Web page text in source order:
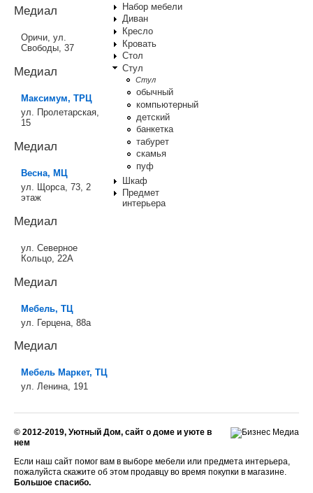
Медиал
Оричи, ул.
Свободы, 37
Медиал
Максимум, ТРЦ
ул. Пролетарская,
15
Медиал
Весна, МЦ
ул. Щорса, 73, 2
этаж
Медиал
ул. Северное
Кольцо, 22А
Медиал
Мебель, ТЦ
ул. Герцена, 88а
Медиал
Мебель Маркет, ТЦ
ул. Ленина, 191
Набор мебели
Диван
Кресло
Кровать
Стол
Стул
Стул
обычный
компьютерный
детский
банкетка
табурет
скамья
пуф
Шкаф
Предмет
интерьера
© 2012-2019, Уютный Дом, сайт о доме и уюте в
нем
Если наш сайт помог вам в выборе мебели или предмета интерьера,
пожалуйста скажите об этом продавцу во время покупки в магазине.
Большое спасибо.